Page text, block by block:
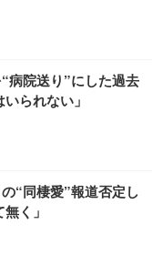
デスクチェア メッシ
チェア 疲れない テレ
ト 30度ロッキング機
ゲーミング/勉強/事
(ブラック)
チェア 疲れない テレ
ト 30度ロッキング機
モニター | FlexScan
USB Type-C・ホワ
ター DualSense 充電
27インチ 液晶モニタ
光沢 HDMI/DisplayP
ツ 厚型 ワイド 42枚
L 中型犬用 26枚入
ク) 【Amazon.co.jp
ーヤマ ペットシーツ
病院送り”にした過去
られない」
“同棲愛”報道否定し
く」